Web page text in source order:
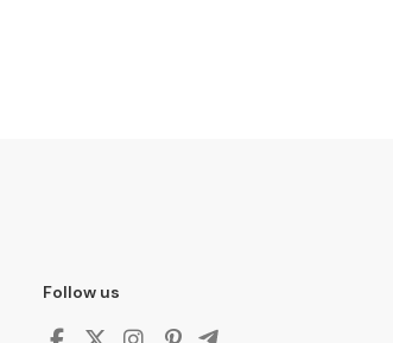
Follow us